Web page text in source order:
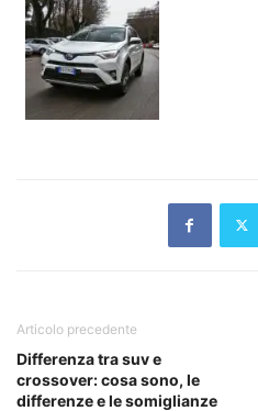
Articolo precedente
Differenza tra suv e
crossover: cosa sono, le
differenze e le somiglianze